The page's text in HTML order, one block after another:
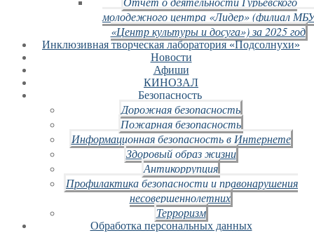
молодежного центра «Лидер» (филиал
«Центр культуры и досуга») за 2025 год
Инклюзивная творческая лаборатория «Подсолнухи»
Новости
Афиши
КИНОЗАЛ
Безопасность
Дорожная безопасность
Пожарная безопасность
Информационная безопасность в Интернете
Здоровый образ жизни
Антикоррупция
Профилактика безопасности и правонарушения
несовершеннолетних
Терроризм
Обработка персональных данных